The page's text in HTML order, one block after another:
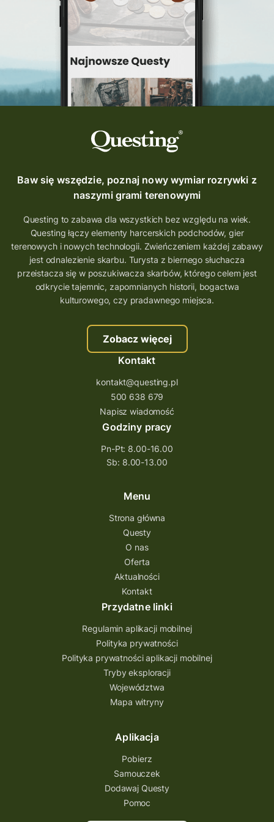
Quest Szlak Przygody
przygoda
nowy quest
najlepsze questy
wycieczki
turystyka przygodowa
Szlak Przygody
szkolenie
szkło
scieżka questingowa
questy w Polsce
questujznami
QUESTOMANIA
questing.pl
Quest Koziołek Matołek
gra miejska
co zobaczyć na Śląsku
aplikacja questy
aplikacja gry terenowe
wielkopolskie questy
wakacje z questami
trenerzy questingu
szkolenie tworzenie questów
szkolenie questing
Stefan Żeromski
ścieżka
Rzeszów
questy świętokrzyskie
questujwpolsce
questuj z nami
questingwyprawa po skarb
questingowy projekt współpracy
questing wielkopolska
Questing Przecławski
Questing Łódzkie
questing gry terenowe
Quest Świętokrzyskie
quest na szlaku Przygody
Quest Bolestraszyce
Quest Arboretum
Przecław Quest
projekt
Pogórze Dynowskie
Partnerstwo Questingu
Park Etnograficzny w Tokarni
Park Etnograficzny
natura
mazowieckie
Hutniczy Ostrowiec
gry terenowe
gry edukacyjne
Baw się wszędzie, poznaj nowy wymiar rozrywki z
naszymi grami terenowymi
Questing to zabawa dla wszystkich bez względu na wiek.
Questing łączy elementy harcerskich podchodów, gier
terenowych i nowych technologii. Zwieńczeniem każdej zabawy
jest odnalezienie skarbu. Turysta z biernego słuchacza
przeistacza się w poszukiwacza skarbów, którego celem jest
odkrycie tajemnic, zapomnianych historii, bogactwa
kulturowego, czy pradawnego miejsca.
Zobacz więcej
Kontakt
kontakt@questing.pl
500 638 679
Napisz wiadomość
Godziny pracy
Pn-Pt: 8.00-16.00
Sb: 8.00-13.00
Menu
Strona główna
Questy
O nas
Oferta
Aktualności
Kontakt
Przydatne linki
Regulamin aplikacji mobilnej
Polityka prywatności
Polityka prywatności aplikacji mobilnej
Tryby eksploracji
Województwa
Mapa witryny
Aplikacja
Pobierz
Samouczek
Dodawaj Questy
Pomoc